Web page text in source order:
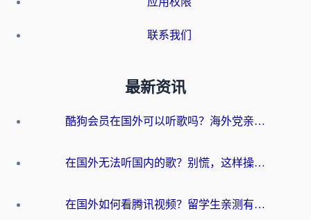
联系我们
最新资讯
酷狗会员在国外可以听歌吗？海外党亲测有效：3步解决音乐权限难题
在国外无法听国内的歌？别慌，这样操作就能畅听QQ音乐（附亲测加速器推荐）
在国外如何看腾讯视频？留学生亲测有效的回国加速方案